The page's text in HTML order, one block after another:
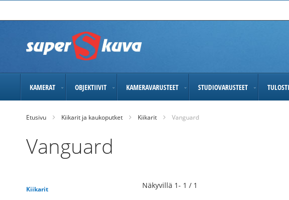
to
KAMERAT OBJEKTIIVIT KAMERAVARUSTEET STUDIOVARUSTEET
Etusivu Kiikarit ja kaukoputket Kiikarit Vanguard
Vanguard
Näkyvillä 1- 1 / 1
Kiikarit